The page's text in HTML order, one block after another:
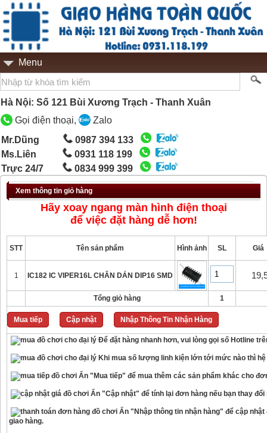
Menu
Hà Nội: Số 121 Bùi Xương Trạch - Thanh Xuân
Gọi điện thoại,
Zalo
Mr.Dũng
0987 394 133
Ms.Liên
0931 118 199
Trực 24/7
0834 999 399
Xem thông tin giỏ hàng
Hãy xoay ngang màn hình điện thoại
để việc đặt hàng dễ hơn!
STT Tên sản phẩm Hình ảnh SL Giá
1 IC182 IC VIPER16L CHÂN DÁN DIP16 SMD
Tổng giỏ hàng 1
Mua tiếp Cập nhật Nhập Thông Tin Nhận Hàng
Để đặt hàng nhanh hơn, vui lòng gọi số Hotline
Khi mua số lượng linh kiện lớn tới mức nào thì
Ấn "Mua tiếp" để mua thêm các sản phẩm khác cho
Ấn "Cập nhật" để tính lại đơn hàng nếu bạn thay
Ấn "Nhập thông tin nhận hàng" để cập
giao hàng.